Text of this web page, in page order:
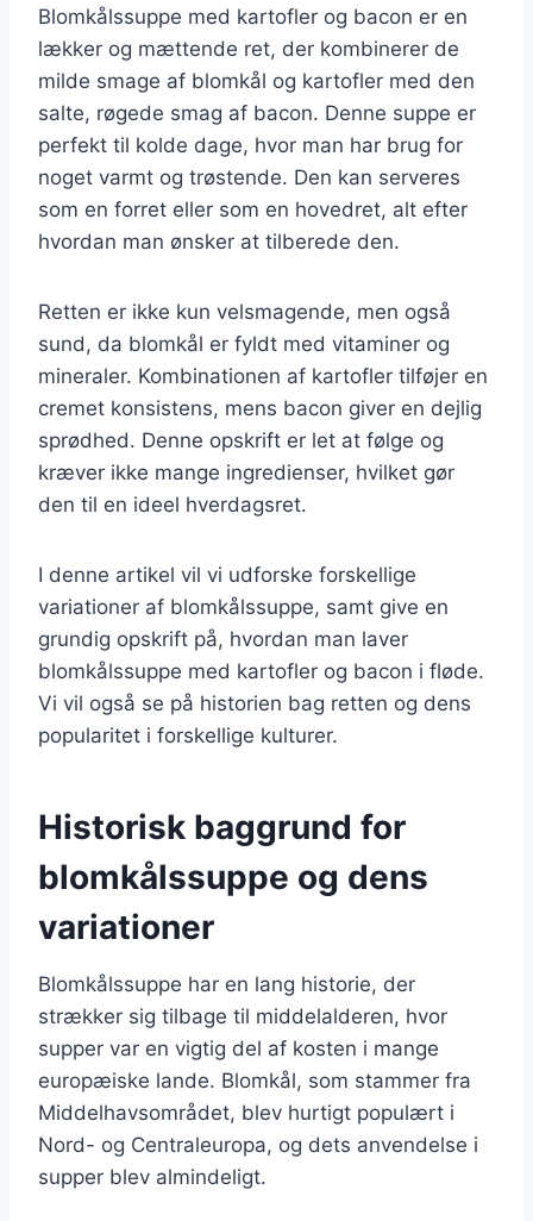
Blomkålssuppe med kartofler og bacon er en
lækker og mættende ret, der kombinerer de
milde smage af blomkål og kartofler med den
salte, røgede smag af bacon. Denne suppe er
perfekt til kolde dage, hvor man har brug for
noget varmt og trøstende. Den kan serveres
som en forret eller som en hovedret, alt efter
hvordan man ønsker at tilberede den.
Retten er ikke kun velsmagende, men også
sund, da blomkål er fyldt med vitaminer og
mineraler. Kombinationen af kartofler tilføjer en
cremet konsistens, mens bacon giver en dejlig
sprødhed. Denne opskrift er let at følge og
kræver ikke mange ingredienser, hvilket gør
den til en ideel hverdagsret.
I denne artikel vil vi udforske forskellige
variationer af blomkålssuppe, samt give en
grundig opskrift på, hvordan man laver
blomkålssuppe med kartofler og bacon i fløde.
Vi vil også se på historien bag retten og dens
popularitet i forskellige kulturer.
Historisk baggrund for
blomkålssuppe og dens
variationer
Blomkålssuppe har en lang historie, der
strækker sig tilbage til middelalderen, hvor
supper var en vigtig del af kosten i mange
europæiske lande. Blomkål, som stammer fra
Middelhavsområdet, blev hurtigt populært i
Nord- og Centraleuropa, og dets anvendelse i
supper blev almindeligt.